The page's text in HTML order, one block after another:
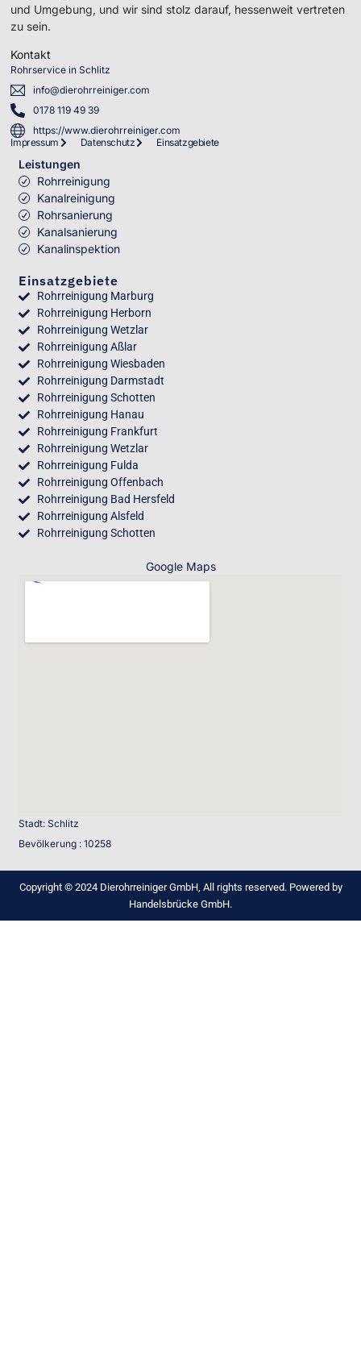
und Umgebung, und wir sind stolz darauf, hessenweit vertreten
zu sein.
Kontakt
Rohrservice in Schlitz
info@dierohrreiniger.com
0178 119 49 39
https://www.dierohrreiniger.com
Impressum
Datenschutz Einsatzgebiete
Leistungen
Rohrreinigung
Kanalreinigung
Rohrsanierung
Kanalsanierung
Kanalinspektion
Einsatzgebiete
Rohrreinigung Marburg
Rohrreinigung Herborn
Rohrreinigung Wetzlar
Rohrreinigung Aßlar
Rohrreinigung Wiesbaden
Rohrreinigung Darmstadt
Rohrreinigung Schotten
Rohrreinigung Hanau
Rohrreinigung Frankfurt
Rohrreinigung Wetzlar
Rohrreinigung Fulda
Rohrreinigung Offenbach
Rohrreinigung Bad Hersfeld
Rohrreinigung Alsfeld
Rohrreinigung Schotten
Google Maps
Stadt: Schlitz
Bevölkerung : 10258
Copyright © 2024 Dierohrreiniger GmbH, All rights reserved. Powered by
Handelsbrücke GmbH.